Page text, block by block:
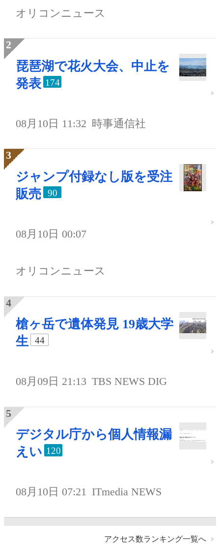
オリコンニュース
琵琶湖で花火大会、中止を
発表 174
08月10日 11:32 時事通信社
ジャンプ付録なし版を受注
販売
90
08月10日 00:07
オリコンニュース
槍ヶ岳で遺体発見 19歳大学
生
44
08月09日 21:13 TBS NEWS DIG
デジタル庁から個人情報漏
えい 120
08月10日 07:21 ITmedia NEWS
アクセス数ランキング一覧へ